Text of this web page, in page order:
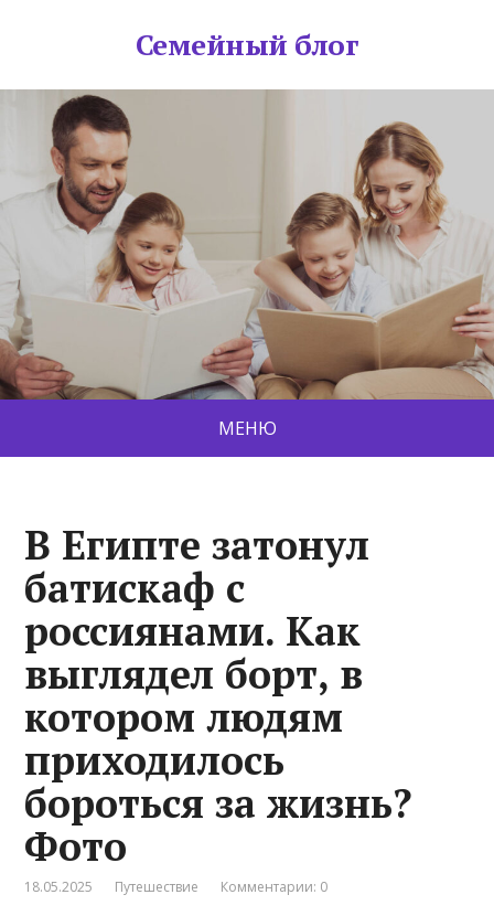
Семейный блог
МЕНЮ
В Египте затонул
батискаф с
россиянами. Как
выглядел борт, в
котором людям
приходилось
бороться за жизнь?
Фото
18.05.2025 Путешествие Комментарии: 0